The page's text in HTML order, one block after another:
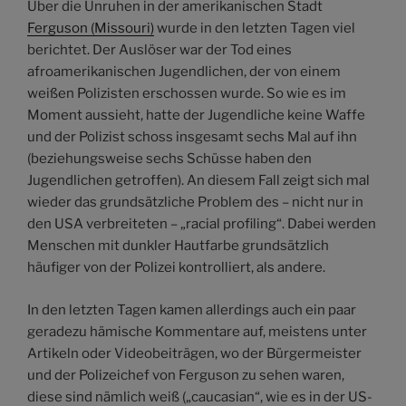
Über die Unruhen in der amerikanischen Stadt
Ferguson (Missouri)wurde in den letzten Tagen viel
berichtet. Der Auslöser war der Tod eines
afroamerikanischen Jugendlichen, der von einem
weißen Polizisten erschossen wurde. So wie es im
Moment aussieht, hatte der Jugendliche keine Waffe
und der Polizist schoss insgesamt sechs Mal auf ihn
(beziehungsweise sechs Schüsse haben den
Jugendlichen getroffen). An diesem Fall zeigt sich mal
wieder das grundsätzliche Problem des – nicht nur in
den USA verbreiteten – „racial profiling“. Dabei werden
Menschen mit dunkler Hautfarbe grundsätzlich
häufiger von der Polizei kontrolliert, als andere.
In den letzten Tagen kamen allerdings auch ein paar
geradezu hämische Kommentare auf, meistens unter
Artikeln oder Videobeiträgen, wo der Bürgermeister
und der Polizeichef von Ferguson zu sehen waren,
diese sind nämlich weiß („caucasian“, wie es in der US-